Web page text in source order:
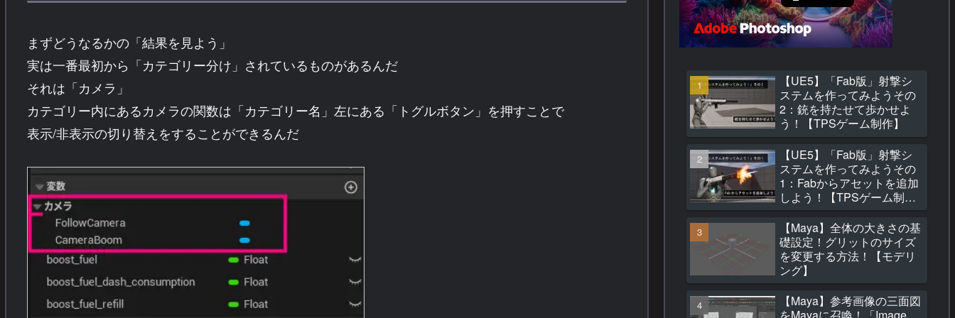
まずどうなるかの「結果を見よう」
実は一番最初から「カテゴリー分け」されているものがあるんだ
それは「カメラ」
カテゴリー内にあるカメラの関数は「カテゴリー名」左にある「トグルボタン」を押すことで
表示/非表示の切り替えをすることができるんだ
【UE5】「Fab版」射撃シ
ステムを作ってみようその
2：銃を持たせて歩かせよ
う！【TPSゲーム制作】
【UE5】「Fab版」射撃シ
ステムを作ってみようその
1：Fabからアセットを追加
しよう！【TPSゲーム制
作】
【Maya】全体の大きさの基
礎設定！グリットのサイズ
を変更する方法！【モデリ
ング】
【Maya】参考画像の三面図